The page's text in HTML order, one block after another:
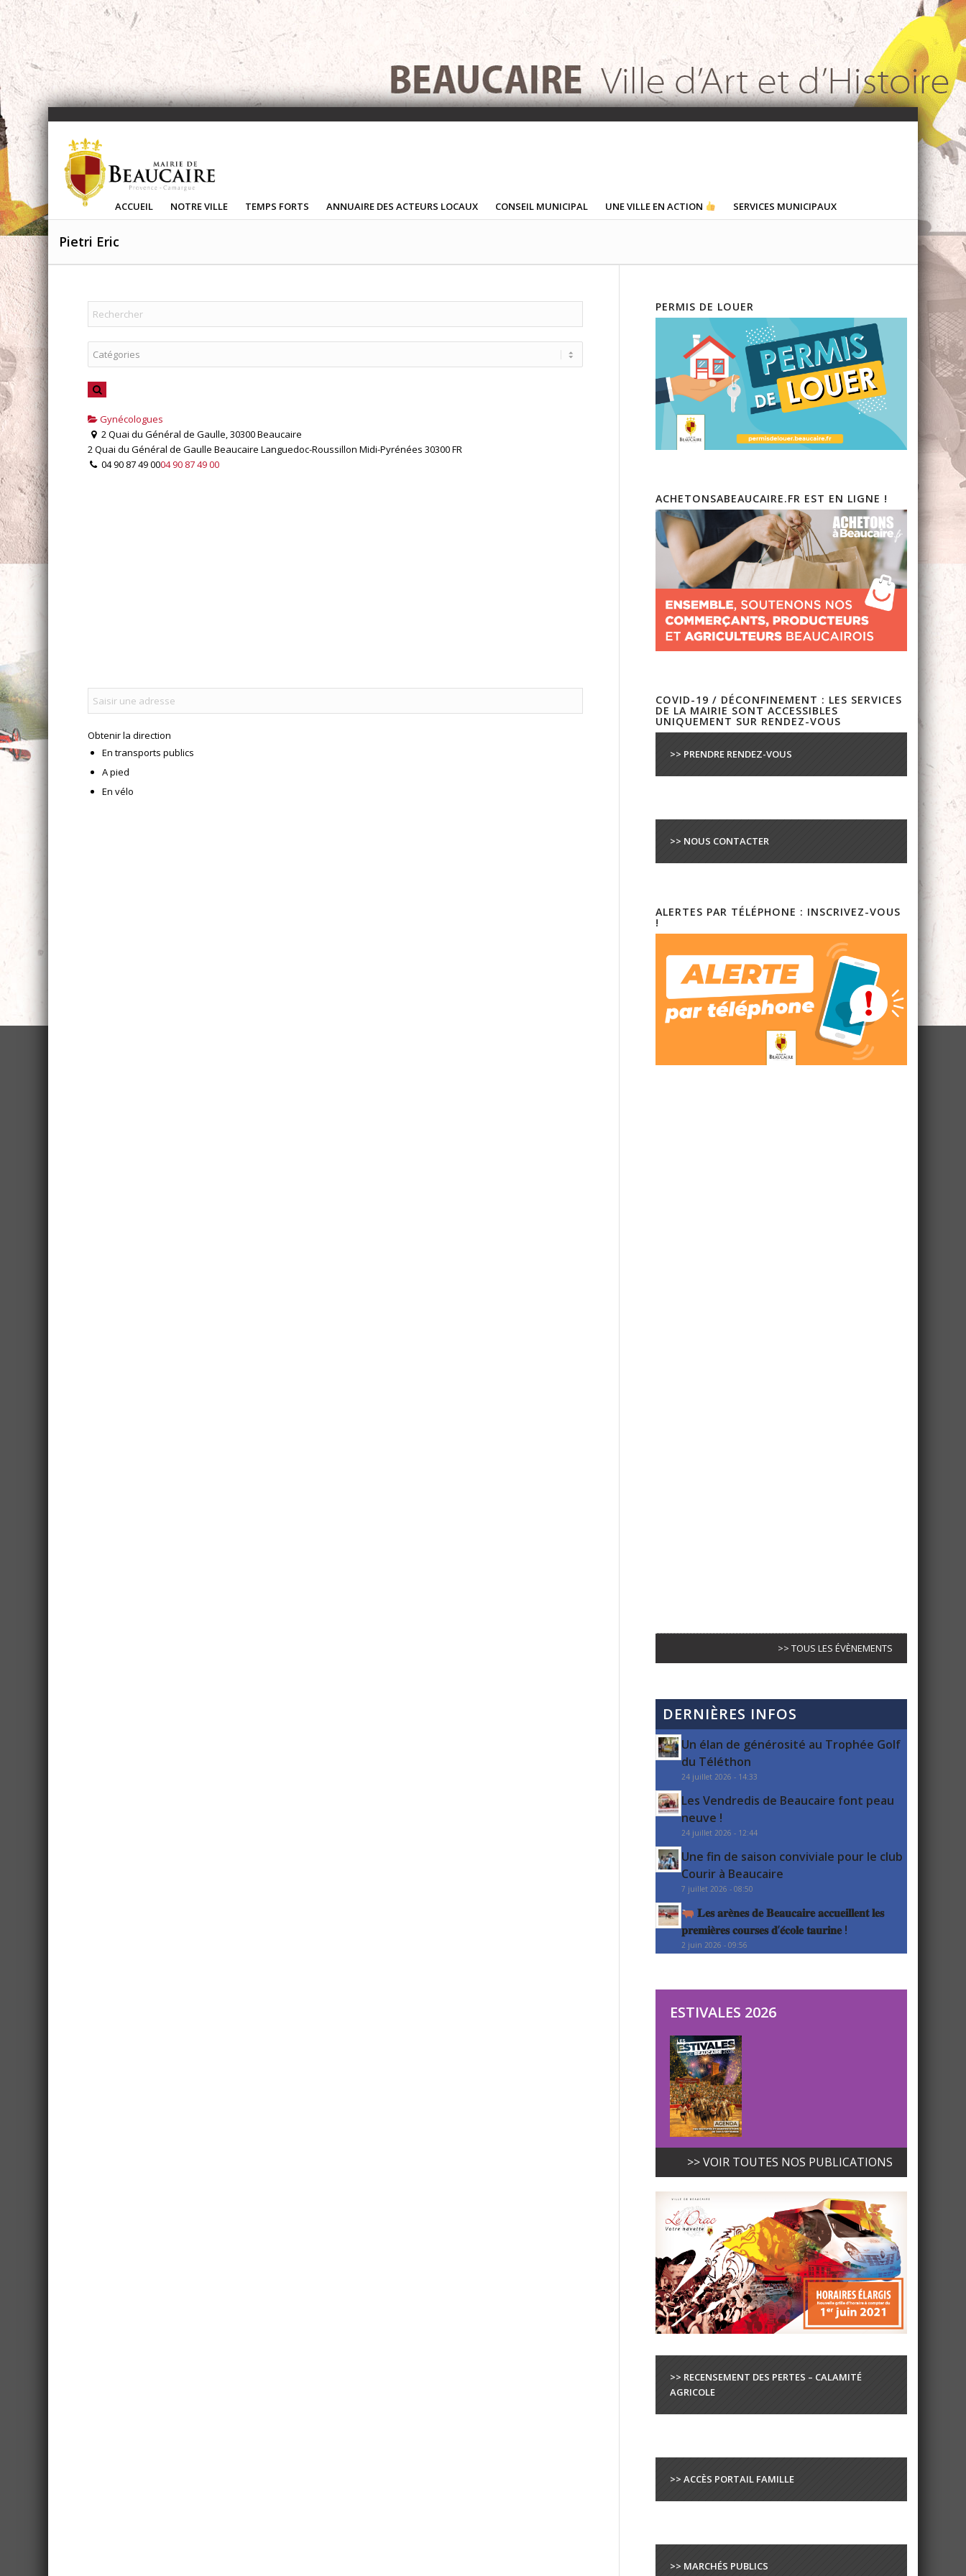
ACCUEIL NOTRE VILLE TEMPS FORTS ANNUAIRE DES ACTEURS LOCAUX CONSEIL MUNICIPAL UNE VILLE EN ACTION SERVICES MUNICIPAUX
Pietri Eric
Gynécologues
2 Quai du Général de Gaulle, 30300 Beaucaire
2 Quai du Général de Gaulle Beaucaire Languedoc-Roussillon Midi-Pyrénées 30300FR
04 90 87 49 0004 90 87 49 00
Obtenir la direction
En transports publics
A pied
En vélo
PERMIS DE LOUER
ACHETONSABEAUCAIRE.FR EST EN LIGNE !
COVID-19 / DÉCONFINEMENT : LES SERVICES
DE LA MAIRIE SONT ACCESSIBLES
UNIQUEMENT SUR RENDEZ-VOUS
>> PRENDRE RENDEZ-VOUS
>> NOUS CONTACTER
ALERTES PAR TÉLÉPHONE : INSCRIVEZ-VOUS
!
>> TOUS LES ÉVÈNEMENTS
DERNIÈRES INFOS
Un élan de générosité au Trophée Golf
du Téléthon
24 juillet 2026 - 14:33
Les Vendredis de Beaucaire font peau
neuve !
24 juillet 2026 - 12:44
Une fin de saison conviviale pour le club
Courir à Beaucaire
7 juillet 2026 - 08:50
𝐋𝐞𝐬 𝐚𝐫𝐞̀𝐧𝐞𝐬 𝐝𝐞 𝐁𝐞𝐚𝐮𝐜𝐚𝐢𝐫𝐞 𝐚𝐜𝐜𝐮𝐞𝐢𝐥𝐥𝐞𝐧𝐭 𝐥𝐞𝐬
𝐩𝐫𝐞𝐦𝐢𝐞̀𝐫𝐞𝐬 𝐜𝐨𝐮𝐫𝐬𝐞𝐬 𝐝’𝐞́𝐜𝐨𝐥𝐞 𝐭𝐚𝐮𝐫𝐢𝐧𝐞 !
2 juin 2026 - 09:56
ESTIVALES 2026
>> VOIR TOUTES NOS PUBLICATIONS
>> RECENSEMENT DES PERTES – CALAMITÉ
AGRICOLE
>> ACCÈS PORTAIL FAMILLE
>> MARCHÉS PUBLICS